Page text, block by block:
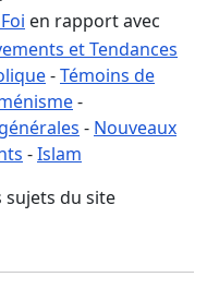
en rapport avec
et Tendances
-Témoins de
-
- Nouveaux
-Islam
sujets du site